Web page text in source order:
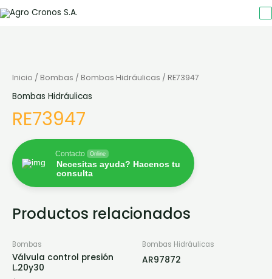
Inicio / Bombas / Bombas Hidráulicas / RE73947
Bombas Hidráulicas
RE73947
Contacto Online
Necesitas ayuda? Hacenos tu
consulta
Productos relacionados
Bombas
Válvula control presión
L.20y30
Bombas Hidráulicas
AR97872